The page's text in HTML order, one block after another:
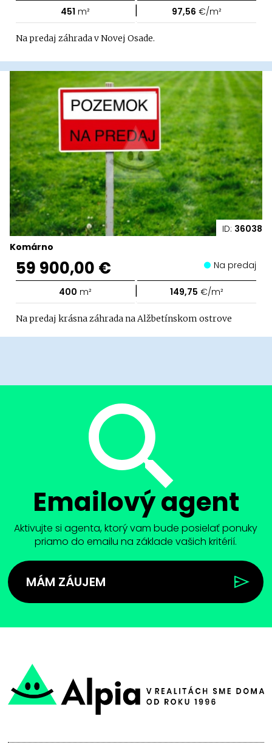
451 m² | 97,56 €/m²
Na predaj záhrada v Novej Osade.
ID: 36038
Komárno
59 900,00 € Na predaj
400 m² | 149,75 €/m²
Na predaj krásna záhrada na Alžbetínskom ostrove
Emailový agent
Aktivujte si agenta, ktorý vam bude posielať ponuky
priamo do emailu na základe vašich kritérií.
MÁM ZÁUJEM